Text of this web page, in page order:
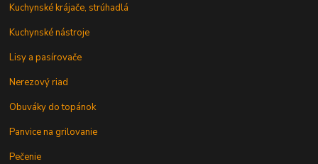
Kuchynské krájače, strúhadlá
Kuchynské nástroje
Lisy a pasírovače
Nerezový riad
Obuváky do topánok
Panvice na grilovanie
Pečenie